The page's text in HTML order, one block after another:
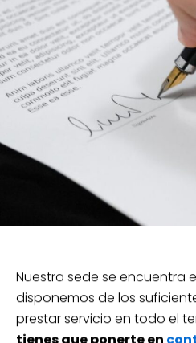
Nuestra sede se encuentra
disponemos de los
prestar servicio en todo el
tienes que ponerte en